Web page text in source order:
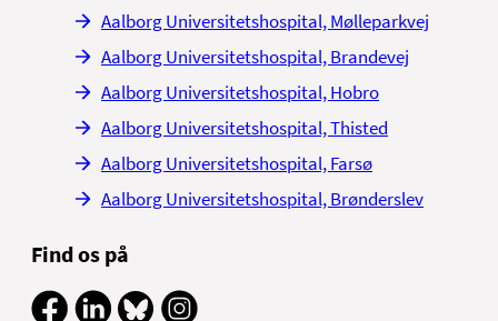
Aalborg Universitetshospital, Mølleparkvej
Aalborg Universitetshospital, Brandevej
Aalborg Universitetshospital, Hobro
Aalborg Universitetshospital, Thisted
Aalborg Universitetshospital, Farsø
Aalborg Universitetshospital, Brønderslev
Find os på